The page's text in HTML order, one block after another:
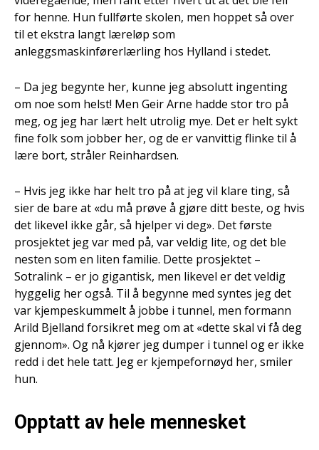
for henne. Hun fullførte skolen, men hoppet så over
til et ekstra langt læreløp som
anleggsmaskinførerlærling hos Hylland i stedet.
– Da jeg begynte her, kunne jeg absolutt ingenting
om noe som helst! Men Geir Arne hadde stor tro på
meg, og jeg har lært helt utrolig mye. Det er helt sykt
fine folk som jobber her, og de er vanvittig flinke til å
lære bort, stråler Reinhardsen.
– Hvis jeg ikke har helt tro på at jeg vil klare ting, så
sier de bare at «du må prøve å gjøre ditt beste, og hvis
det likevel ikke går, så hjelper vi deg». Det første
prosjektet jeg var med på, var veldig lite, og det ble
nesten som en liten familie. Dette prosjektet –
Sotralink – er jo gigantisk, men likevel er det veldig
hyggelig her også. Til å begynne med syntes jeg det
var kjempeskummelt å jobbe i tunnel, men formann
Arild Bjelland forsikret meg om at «dette skal vi få deg
gjennom». Og nå kjører jeg dumper i tunnel og er ikke
redd i det hele tatt. Jeg er kjempefornøyd her, smiler
hun.
Opptatt av hele mennesket